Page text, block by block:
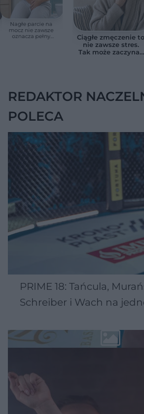
Nagłe parcie na
mocz nie zawsze
oznacza pełny
Ciągłe zmęczenie to
nie zawsze stres.
Tak może zaczynać
REDAKTOR
POLECA
PRIME 18: Tańcula,
Schreiber i Wach na